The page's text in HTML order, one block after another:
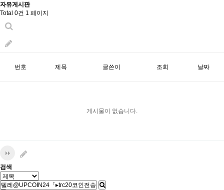
자유게시판
Total 0건 1 페이지
번호 제목 글쓴이 조회 날짜
게시물이 없습니다.
검색